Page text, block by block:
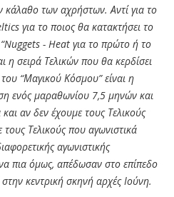
κάλαθο των αχρήστων. Αντί για το
για το ποιος θα κατακτήσει το
- Heat για το πρώτο ή το
η σειρά Τελικών που θα κερδίσει
“Μαγικού Κόσμου” είναι η
ενός μαραθωνίου 7,5 μηνών και
αν δεν έχουμε τους Τελικούς
Τελικούς που αγωνιστικά
αγωνιστικής
πια όμως, απέδωσαν στο επίπεδο
κεντρική σκηνή αρχές Ιούνη.